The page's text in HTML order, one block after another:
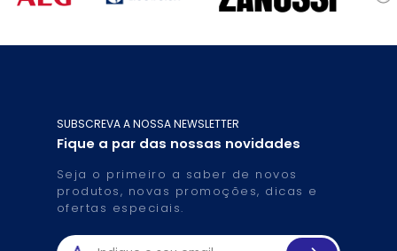
SUBSCREVA A NOSSA NEWSLETTER
Fique a par das nossas novidades
Seja o primeiro a saber de novos
produtos, novas promoções, dicas e
ofertas especiais.